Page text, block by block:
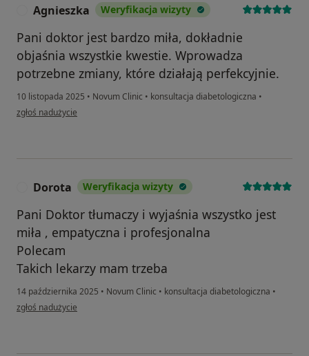
Agnieszka Weryfikacja wizyty
Pani doktor jest bardzo miła, dokładnie
objaśnia wszystkie kwestie. Wprowadza
potrzebne zmiany, które działają perfekcyjnie.
10 listopada 2025 • Novum Clinic • konsultacja diabetologiczna •
w opinii użytkownika Agnieszka
zgłoś nadużycie
Dorota Weryfikacja wizyty
Pani Doktor tłumaczy i wyjaśnia wszystko jest
miła , empatyczna i profesjonalna
Polecam
Takich lekarzy mam trzeba
14 października 2025 • Novum Clinic • konsultacja diabetologiczna •
w opinii użytkownika Dorota
zgłoś nadużycie